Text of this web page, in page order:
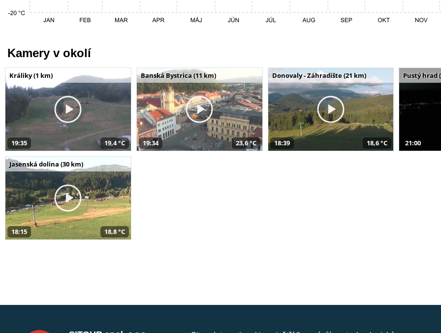
Kamery v okolí
Králiky (1 km)
19:35 19,4 °C
Banská Bystrica (11 km)
19:34 23,6 °C
Donovaly - Záhradište (21 km)
18:39 18,6 °C
Pustý hrad
21:00
Jasenská dolina (30 km)
18:15 18,8 °C